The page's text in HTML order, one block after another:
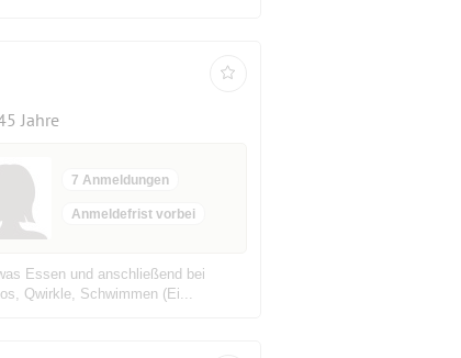
Jahre
7 Anmeldungen
Anmeldefrist vorbei
Essen und anschließend bei
Qwirkle, Schwimmen (Ei...